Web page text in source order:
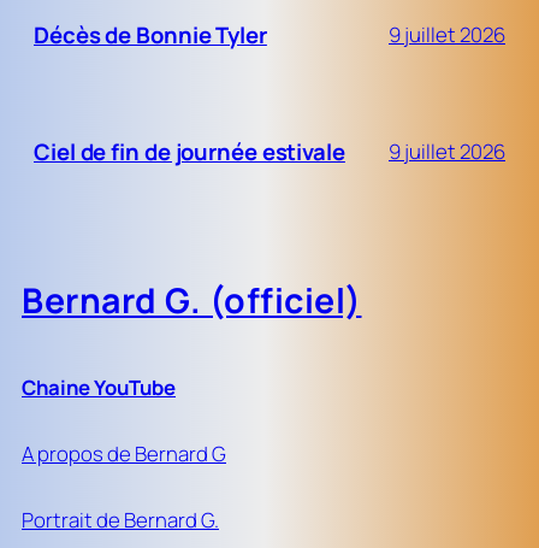
Décès de Bonnie Tyler 9 juillet 2026
Ciel de fin de journée estivale 9 juillet 2026
Bernard G. (officiel)
Chaine YouTube
A propos de Bernard G
Portrait de Bernard G.